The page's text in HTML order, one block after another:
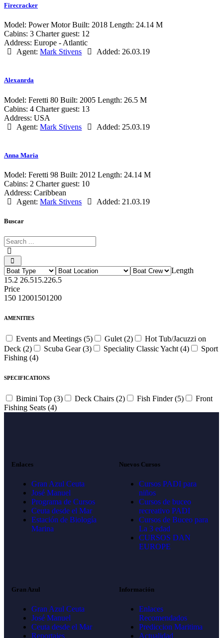
Firecracker
Model: Power Motor Built: 2018 Length: 24.14 M
Cabins: 3 Charter guest: 12
Address: Europe - Atlantic
Agent: Mark Stivens Added: 26.03.19
Alexanrda
Model: Feretti 80 Built: 2005 Length: 26.5 M
Cabins: 4 Charter guest: 13
Address: USA
Agent: Mark Stivens Added: 25.03.19
Anna Maria
Model: Feretti 98 Built: 2012 Length: 24.14 M
Cabins: 2 Charter guest: 10
Address: Caribbean
Agent: Mark Stivens Added: 21.03.19
Buscar
Length
15.2 26.515.226.5
Price
150 12001501200
AMENITIES
Events and Meetings (5) Gulet (2)
Hot Tub/Jacuzzi on
Deck (2)
Scuba Gear (3) Speciality Classic Yacht (4)
Sport
Fishing (4)
SPECIFICATIONS
Bimini Top (3) Deck Chairs (2) Fish Finder (5)
Front
Fishing Seats (4)
Enlaces
Gran Azul Ceuta
José Manuel
Programa de Cursos
Ceuta desde el Mar
Estación de Biología
Marina
Nuevos Cursos
Cursos PADI para
niños
Cursos de buceo
recreativo PADI
Cursos de Buceo para
La 3 edad
CURSOS DAN
EUROPE
Gran Azul
Gran Azul Ceuta
José Manuel
Ceuta desde el Mar
Reportajes
Información
Enlaces
Recomendados
Prediccion Maritima
Actualidad